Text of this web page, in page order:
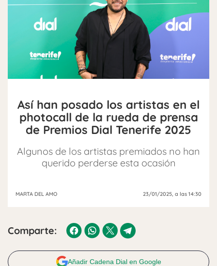
Así han posado los artistas en el
photocall de la rueda de prensa
de Premios Dial Tenerife 2025
Algunos de los artistas premiados no han
querido perderse esta ocasión
MARTA DEL AMO 23/01/2025, a las 14:30
Comparte:
Añadir Cadena Dial en Google